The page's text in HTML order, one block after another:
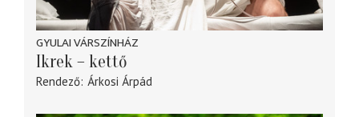
GYULAI VÁRSZÍNHÁZ
Ikrek – kettő
Rendező Árkosi Árpád